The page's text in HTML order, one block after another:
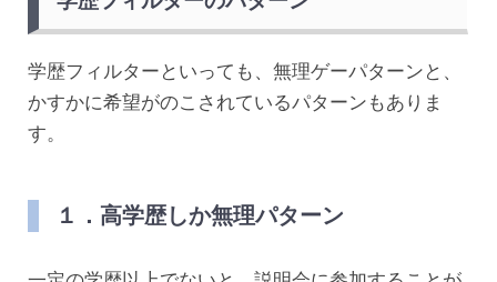
学歴フィルターといっても、無理ゲーパターンと、
かすかに希望がのこされているパターンもありま
す。
１．高学歴しか無理パターン